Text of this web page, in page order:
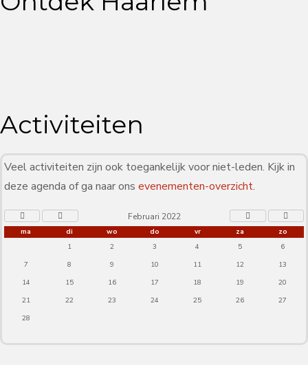
Activiteiten
Veel activiteiten zijn ook toegankelijk voor niet-leden. Kijk in
deze agenda of ga naar ons evenementen-overzicht.
Februari 2022
ma di wo do vr za
zo
1
2 3 4 5
6
7
8 9 10 11 12
13
14
15 16 17 18 19
20
21
22 23 24 25 26
27
28